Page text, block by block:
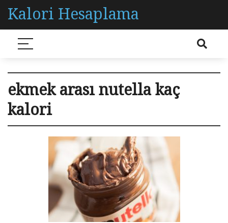
Kalori Hesaplama
ekmek arası nutella kaç
kalori